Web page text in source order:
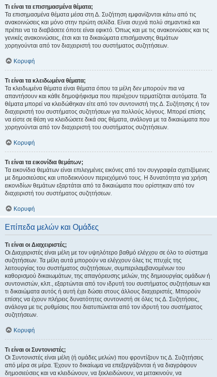
Τι είναι τα επισημασμένα θέματα;
Τα επισημασμένα θέματα μέσα στη Δ. Συζήτηση εμφανίζονται κάτω από τις
ανακοινώσεις και μόνο στην πρώτη σελίδα. Είναι συχνά πολύ σημαντικά και
πρέπει να τα διαβάσετε όποτε είναι εφικτό. Όπως και με τις ανακοινώσεις και τις
γενικές ανακοινώσεις, έτσι και τα δικαιώματα επισήμανσης θεμάτων
χορηγούνται από τον διαχειριστή του συστήματος συζητήσεων.
Κορυφή
Τι είναι τα κλειδωμένα θέματα;
Τα κλειδωμένα θέματα είναι θέματα όπου τα μέλη δεν μπορούν πια να
απαντήσουν και κάθε δημοψήφισμα που περιέχουν τερματίζεται αυτόματα. Τα
θέματα μπορεί να κλειδώθηκαν είτε από τον συντονιστή της Δ. Συζήτησης ή τον
διαχειριστή του συστήματος συζητήσεων για πολλούς λόγους. Μπορεί επίσης
να είστε σε θέση να κλειδώσετε δικά σας θέματα, ανάλογα με τα δικαιώματα που
χορηγούνται από τον διαχειριστή του συστήματος συζητήσεων.
Κορυφή
Τι είναι τα εικονίδια θεμάτων;
Τα εικονίδια θεμάτων είναι επιλεγμένες εικόνες από τον συγγραφέα σχετιζόμενες
με δημοσιεύσεις και υποδεικνύουν περιεχόμενό τους. Η δυνατότητα για χρήση
εικονιδίων θεμάτων εξαρτάται από τα δικαιώματα που ορίστηκαν από τον
διαχειριστή του συστήματος συζητήσεων.
Κορυφή
Επίπεδα μελών και Ομάδες
Τι είναι οι Διαχειριστές;
Οι Διαχειριστές είναι μέλη με τον υψηλότερο βαθμό ελέγχου σε όλο το σύστημα
συζητήσεων. Τα μέλη αυτά μπορούν να ελέγχουν όλες τις πτυχές της
λειτουργίας του συστήματος συζητήσεων, συμπεριλαμβανομένων του
καθορισμού δικαιωμάτων, της απαγόρευσης μελών, της δημιουργίας ομάδων ή
συντονιστών, κλπ., εξαρτώνται από τον ιδρυτή του συστήματος συζητήσεων και
τι δικαιώματα αυτός ή αυτή έχει δώσει στους άλλους διαχειριστές. Μπορούν
επίσης να έχουν πλήρεις δυνατότητες συντονιστή σε όλες τις Δ. Συζητήσεις,
ανάλογα με τις ρυθμίσεις που διατυπώνεται από τον ιδρυτή του συστήματος
συζητήσεων.
Κορυφή
Τι είναι οι Συντονιστές;
Οι Συντονιστές είναι μέλη (ή ομάδες μελών) που φροντίζουν τις Δ. Συζητήσεις
από μέρα σε μέρα. Έχουν το δικαίωμα να επεξεργάζονται ή να διαγράφουν
δημοσιεύσεις και να κλειδώνουν, να ξεκλειδώνουν, να μετακινούν, να